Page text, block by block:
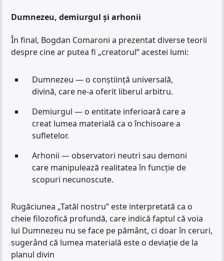
Dumnezeu, demiurgul și arhonii
În final, Bogdan Comaroni a prezentat diverse teorii
despre cine ar putea fi „creatorul” acestei lumi:
Dumnezeu — o conștiință universală,
divină, care ne-a oferit liberul arbitru.
Demiurgul — o entitate inferioară care a
creat lumea materială ca o închisoare a
sufletelor.
Arhonii — observatori neutri sau demoni
care manipulează realitatea în funcție de
scopuri necunoscute.
Rugăciunea „Tatăl nostru” este interpretată ca o
cheie filozofică profundă, care indică faptul că voia
lui Dumnezeu nu se face pe pământ, ci doar în ceruri,
sugerând că lumea materială este o deviație de la
planul divin